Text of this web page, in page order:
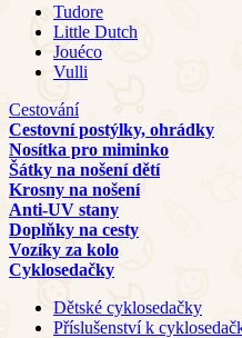
Tudore
Little Dutch
Jouéco
Vulli
Cestování
Cestovní postýlky, ohrádky
Nosítka pro miminko
Šátky na nošení dětí
Krosny na nošení
Anti-UV stany
Doplňky na cesty
Vozíky za kolo
Cyklosedačky
Dětské cyklosedačky
Příslušenství k